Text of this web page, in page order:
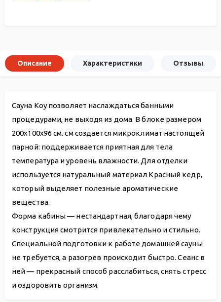
Описание Характеристики Отзывы
Сауна Koy позволяет наслаждаться банными
процедурами, не выходя из дома. В блоке размером
200х100х96 см. см создается микроклимат настоящей
парной: поддерживается приятная для тела
температура и уровень влажности. Для отделки
используется натуральный материал Красный кедр,
который выделяет полезные ароматические
вещества.
Форма кабины — нестандартная, благодаря чему
конструкция смотрится привлекательно и стильно.
Специальной подготовки к работе домашней сауны
не требуется, а разогрев происходит быстро. Сеанс в
ней — прекрасный способ расслабиться, снять стресс
и оздоровить организм.